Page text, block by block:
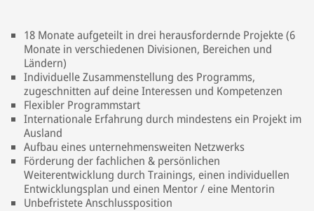
18 Monate aufgeteilt in drei herausfordernde Projekte (6
Monate in verschiedenen Divisionen, Bereichen und
Ländern)
Individuelle Zusammenstellung des Programms,
zugeschnitten auf deine Interessen und Kompetenzen
Flexibler Programmstart
Internationale Erfahrung durch mindestens ein Projekt im
Ausland
Aufbau eines unternehmensweiten Netzwerks
Förderung der fachlichen & persönlichen
Weiterentwicklung durch Trainings, einen individuellen
Entwicklungsplan und einen Mentor / eine Mentorin
Unbefristete Anschlussposition